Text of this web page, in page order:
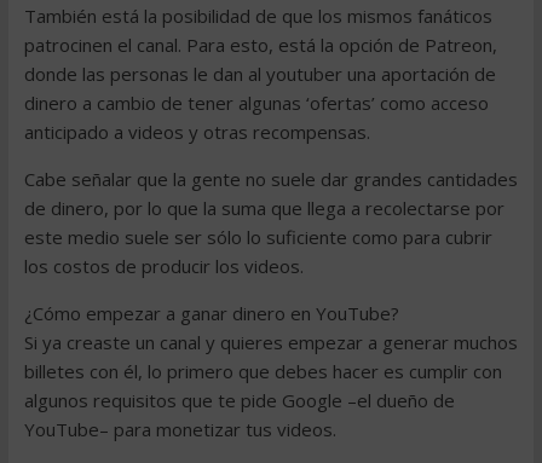
También está la posibilidad de que los mismos fanáticos
patrocinen el canal. Para esto, está la opción de Patreon,
donde las personas le dan al youtuber una aportación de
dinero a cambio de tener algunas ‘ofertas’ como acceso
anticipado a videos y otras recompensas.
Cabe señalar que la gente no suele dar grandes cantidades
de dinero, por lo que la suma que llega a recolectarse por
este medio suele ser sólo lo suficiente como para cubrir
los costos de producir los videos.
¿Cómo empezar a ganar dinero en YouTube?
Si ya creaste un canal y quieres empezar a generar muchos
billetes con él, lo primero que debes hacer es cumplir con
algunos requisitos que te pide Google –el dueño de
YouTube– para monetizar tus videos.